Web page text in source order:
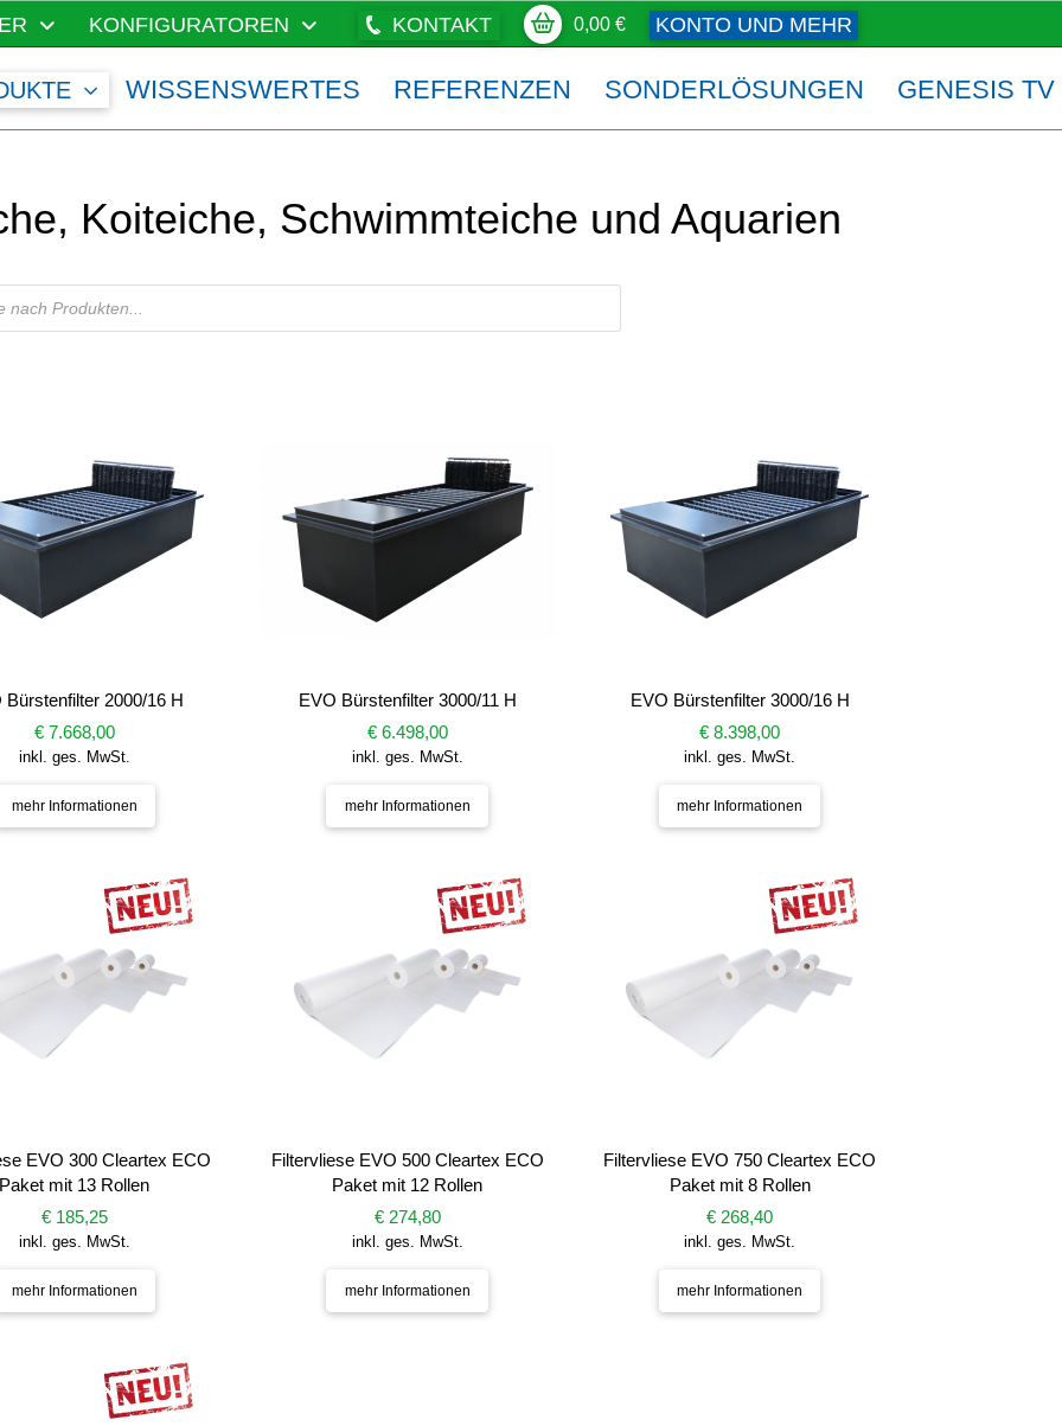
KONFIGURATOREN KONTAKT 0,00€ KONTO UND MEHR
WISSENSWERTES REFERENZEN SONDERLÖSUNGEN GENESIS TV
Koiteiche, Schwimmteiche und Aquarien
Bürstenfilter 2000/16 H
€ 7.668,00
inkl. ges. MwSt.
mehr Informationen
EVO Bürstenfilter 3000/11 H
€ 6.498,00
inkl. ges. MwSt.
mehr Informationen
EVO Bürstenfilter 3000/16 H
€ 8.398,00
inkl. ges. MwSt.
mehr Informationen
EVO 300 Cleartex ECO
Paket mit 13 Rollen
€ 185,25
inkl. ges. MwSt.
mehr Informationen
Filtervliese EVO 500 Cleartex ECO
Paket mit 12 Rollen
€ 274,80
inkl. ges. MwSt.
mehr Informationen
Filtervliese EVO 750 Cleartex ECO
Paket mit 8 Rollen
€ 268,40
inkl. ges. MwSt.
mehr Informationen